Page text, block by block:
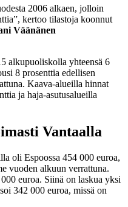
2006 alkaen, jolloin
kertoo tilastoja koonnut
Väänänen
alkupuoliskolla yhteensä 6
8 prosenttia edellisen
Kaava-alueilla hinnat
ja haja-asutusalueilla
Vantaalla
oli Espoossa 454 000 euroa,
vuoden alkuun verrattuna.
euroa. Siinä on laskua yksi
342 000 euroa, missä on